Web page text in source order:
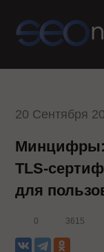
20 Сентября
Минцифры:
TLS-
для
0 3615